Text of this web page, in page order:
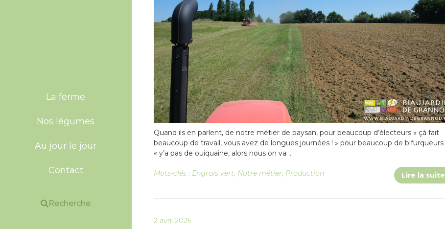
La ferme
Nos légumes
Au jour le jour
Contact
Recherche
Quand ils en parlent, de notre métier de paysan, pour beaucoup d’électeurs « çà fait
beaucoup de travail, vous avez de longues journées ! » pour beaucoup de bifurqueurs
« y’a pas de ouiquaine, alors nous on va …
Mots-clés : Engrais vert, Notre métier, Production Lire la suite
2 avril 2025